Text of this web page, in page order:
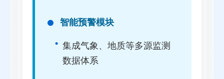
智能预警模块
集成气象、地质等多源监测
数据体系